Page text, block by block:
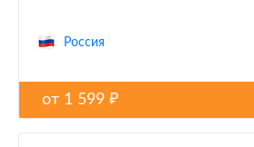
Россия
от 1 599 ₽